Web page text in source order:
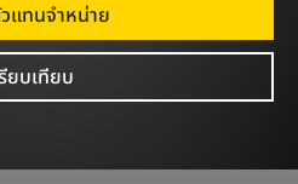
แทนจําหน่าย
ยบเทียบ